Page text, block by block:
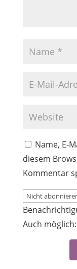
Name, E-
diesem
Kommentar
Auch möglich: